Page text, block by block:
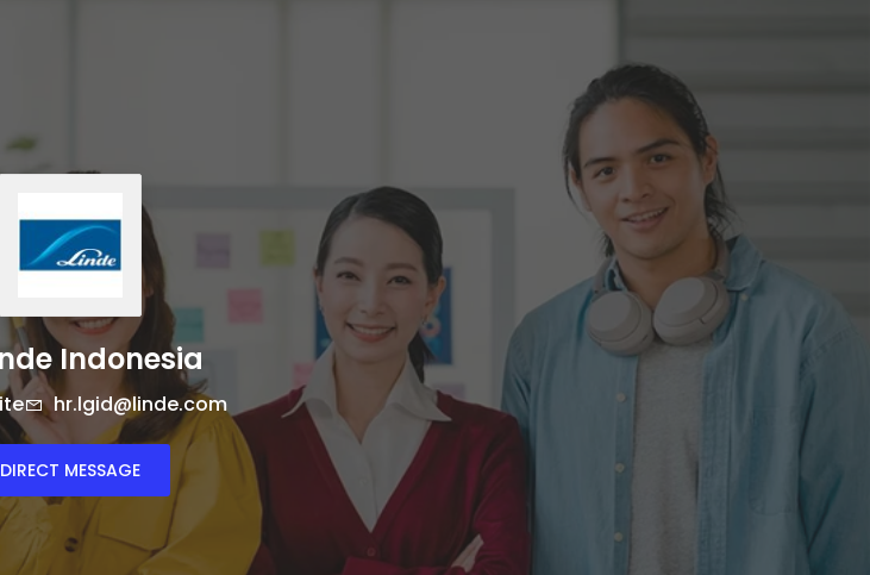
Indonesia
hr.lgid@linde.com
DIRECT MESSAGE